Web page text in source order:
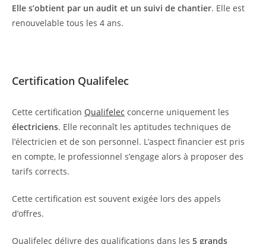
Elle s’obtient par un audit et un suivi de chantier. Elle est
renouvelable tous les 4 ans.
Certification Qualifelec
Cette certification Qualifelec concerne uniquement les
électriciens. Elle reconnaît les aptitudes techniques de
l’électricien et de son personnel. L’aspect financier est pris
en compte, le professionnel s’engage alors à proposer des
tarifs corrects.
Cette certification est souvent exigée lors des appels
d’offres.
Qualifelec délivre des qualifications dans les 5 grands